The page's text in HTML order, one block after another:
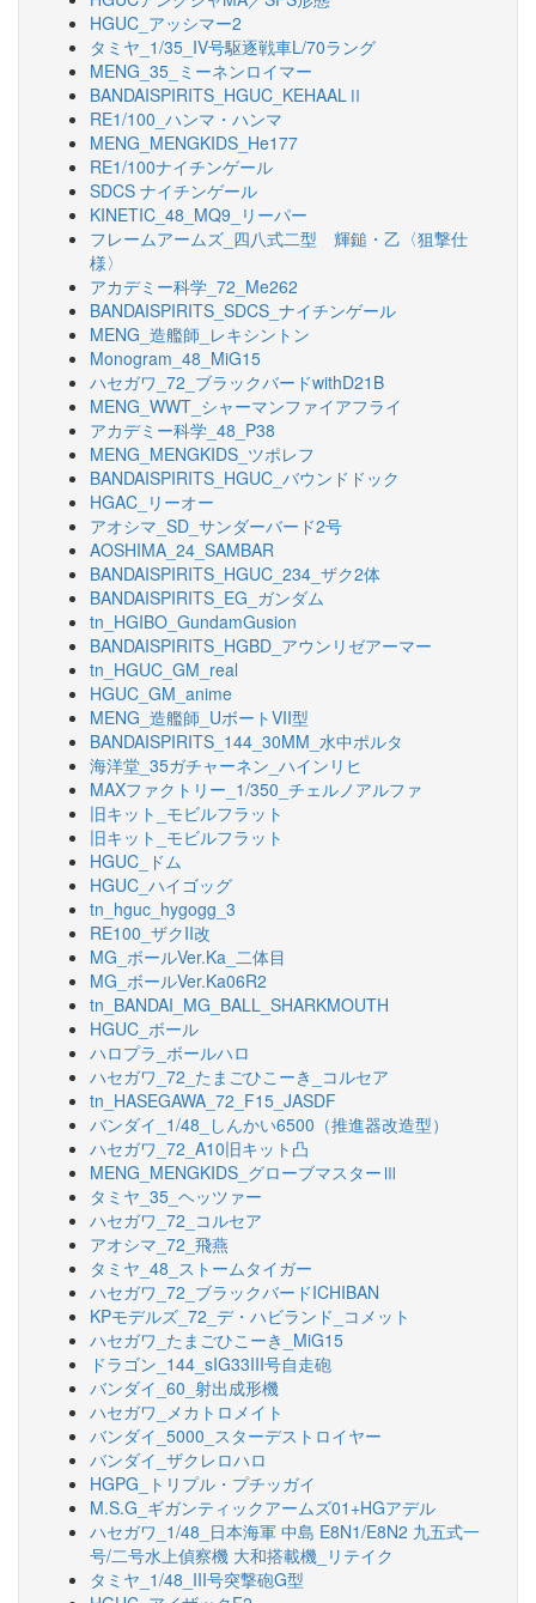
HGUC_アッシマー2
タミヤ_1/35_IV号駆逐戦車L/70ラング
MENG_35_ミーネンロイマー
BANDAISPIRITS_HGUC_KEHAALⅡ
RE1/100_ハンマ・ハンマ
MENG_MENGKIDS_He177
RE1/100ナイチンゲール
SDCS ナイチンゲール
KINETIC_48_MQ9_リーパー
フレームアームズ_四八式二型 輝鎚・乙〈狙撃仕
様〉
アカデミー科学_72_Me262
BANDAISPIRITS_SDCS_ナイチンゲール
MENG_造艦師_レキシントン
Monogram_48_MiG15
ハセガワ_72_ブラックバードwithD21B
MENG_WWT_シャーマンファイアフライ
アカデミー科学_48_P38
MENG_MENGKIDS_ツポレフ
BANDAISPIRITS_HGUC_バウンドドック
HGAC_リーオー
アオシマ_SD_サンダーバード2号
AOSHIMA_24_SAMBAR
BANDAISPIRITS_HGUC_234_ザク2体
BANDAISPIRITS_EG_ガンダム
tn_HGIBO_GundamGusion
BANDAISPIRITS_HGBD_アウンリゼアーマー
tn_HGUC_GM_real
HGUC_GM_anime
MENG_造艦師_UボートVII型
BANDAISPIRITS_144_30MM_水中ポルタ
海洋堂_35ガチャーネン_ハインリヒ
MAXファクトリー_1/350_チェルノアルファ
旧キット_モビルフラット
旧キット_モビルフラット
HGUC_ドム
HGUC_ハイゴッグ
tn_hguc_hygogg_3
RE100_ザクII改
MG_ボールVer.Ka_二体目
MG_ボールVer.Ka06R2
tn_BANDAI_MG_BALL_SHARKMOUTH
HGUC_ボール
ハロプラ_ボールハロ
ハセガワ_72_たまごひこーき_コルセア
tn_HASEGAWA_72_F15_JASDF
バンダイ_1/48_しんかい6500（推進器改造型）
ハセガワ_72_A10旧キット凸
MENG_MENGKIDS_グローブマスターⅢ
タミヤ_35_ヘッツァー
ハセガワ_72_コルセア
アオシマ_72_飛燕
タミヤ_48_ストームタイガー
ハセガワ_72_ブラックバードICHIBAN
KPモデルズ_72_デ・ハビランド_コメット
ハセガワ_たまごひこーき_MiG15
ドラゴン_144_sIG33III号自走砲
バンダイ_60_射出成形機
ハセガワ_メカトロメイト
バンダイ_5000_スターデストロイヤー
バンダイ_ザクレロハロ
HGPG_トリプル・プチッガイ
M.S.G_ギガンティックアームズ01+HGアデル
ハセガワ_1/48_日本海軍 中島 E8N1/E8N2 九五式一
号/二号水上偵察機 大和搭載機_リテイク
タミヤ_1/48_III号突撃砲G型